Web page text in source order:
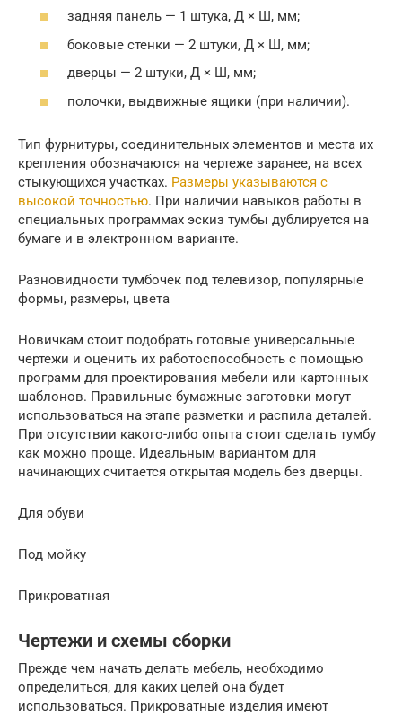
задняя панель — 1 штука, Д × Ш, мм;
боковые стенки — 2 штуки, Д × Ш, мм;
дверцы — 2 штуки, Д × Ш, мм;
полочки, выдвижные ящики (при наличии).
Тип фурнитуры, соединительных элементов и места их
крепления обозначаются на чертеже заранее, на всех
стыкующихся участках. Размеры указываются с
высокой точностью. При наличии навыков работы в
специальных программах эскиз тумбы дублируется на
бумаге и в электронном варианте.
Разновидности тумбочек под телевизор, популярные
формы, размеры, цвета
Новичкам стоит подобрать готовые универсальные
чертежи и оценить их работоспособность с помощью
программ для проектирования мебели или картонных
шаблонов. Правильные бумажные заготовки могут
использоваться на этапе разметки и распила деталей.
При отсутствии какого-либо опыта стоит сделать тумбу
как можно проще. Идеальным вариантом для
начинающих считается открытая модель без дверцы.
Для обуви
Под мойку
Прикроватная
Чертежи и схемы сборки
Прежде чем начать делать мебель, необходимо
определиться, для каких целей она будет
использоваться. Прикроватные изделия имеют